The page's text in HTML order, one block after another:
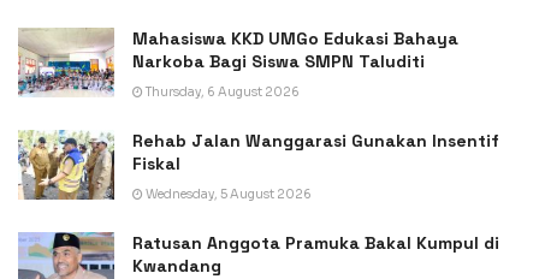
Mahasiswa KKD UMGo Edukasi Bahaya
Narkoba Bagi Siswa SMPN Taluditi
Thursday, 6 August 2026
Rehab Jalan Wanggarasi Gunakan Insentif
Fiskal
Wednesday, 5 August 2026
Ratusan Anggota Pramuka Bakal Kumpul di
Kwandang